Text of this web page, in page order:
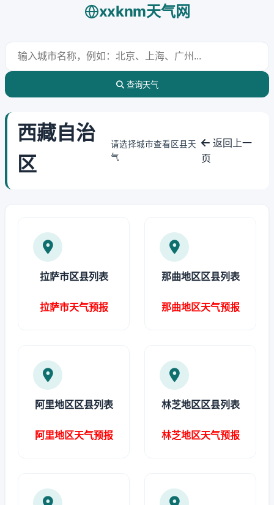
xxknm天气网
查询天气
西藏自治
区
请选择城市查看区县天
气
返回上一
页
拉萨市区县列表
拉萨市天气预报
那曲地区区县列表
那曲地区天气预报
阿里地区区县列表
阿里地区天气预报
林芝地区区县列表
林芝地区天气预报